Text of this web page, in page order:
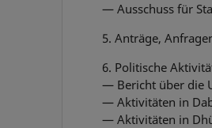
— Ausschuss für
5. Anträge,
6. Politische
— Bericht über die
— Aktivitäten in
— Aktivitäten in